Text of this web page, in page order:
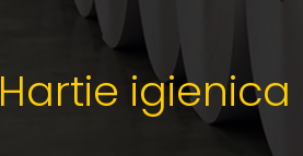
Hartie